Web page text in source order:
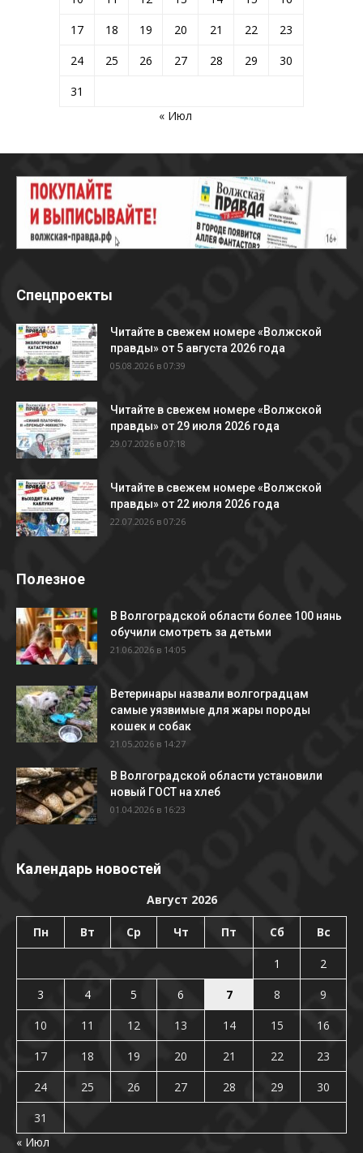
17
18 19 20 21 22
23
24
25 26 27 28 29
30
31
« Июл
Спецпроекты
Читайте в свежем номере «Волжской
правды» от 5 августа 2026 года
05.08.2026 в 07:39
Читайте в свежем номере «Волжской
правды» от 29 июля 2026 года
29.07.2026 в 07:18
Читайте в свежем номере «Волжской
правды» от 22 июля 2026 года
22.07.2026 в 07:26
Полезное
В Волгоградской области более 100 нянь
обучили смотреть за детьми
21.06.2026 в 14:05
Ветеринары назвали волгоградцам
самые уязвимые для жары породы
кошек и собак
21.05.2026 в 14:27
В Волгоградской области установили
новый ГОСТ на хлеб
01.04.2026 в 16:23
Календарь новостей
Август 2026
Пн Вт Ср Чт Пт Сб Вс
1
2
3
4 5 6 7 8
9
10
11 12 13 14 15
16
17
18 19 20 21 22
23
24
25 26 27 28 29
30
31
« Июл